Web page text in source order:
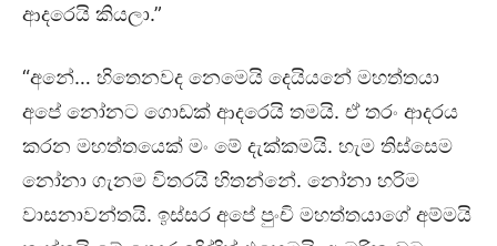
ආදරෙයි කියලා.”
“අනේ… හිතෙනවද නෙමෙයි දෙයියනේ මහත්තයා
අපේ නෝනට ගොඩක් ආදරෙයි තමයි. ඒ තරං ආදරය
කරන මහත්තයෙක් මං මේ දැක්කමයි. හැම තිස්සෙම
නෝනා ගැනම විතරයි හිතන්නේ. නෝනා හරිම
වාසනාවන්තයි. ඉස්සර අපේ පුංචි මහත්තයාගේ අම්මයි